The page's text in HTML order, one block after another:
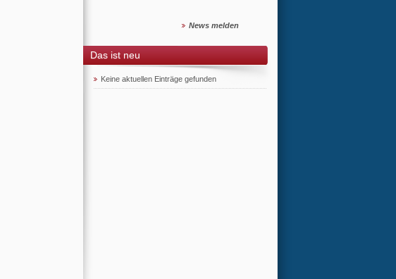
News melden
Das ist neu
Keine aktuellen Einträge gefunden